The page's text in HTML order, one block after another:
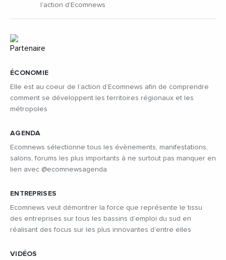
ÉCONOMIE
Elle est au coeur de l’action d’Ecomnews afin de comprendre
comment se développent les territoires régionaux et les
métropoles
AGENDA
Ecomnews sélectionne tous les évènements, manifestations,
salons, forums les plus importants à ne surtout pas manquer en
lien avec @ecomnewsagenda
ENTREPRISES
Ecomnews veut démontrer la force que représente le tissu
des entreprises sur tous les bassins d’emploi du sud en
réalisant des focus sur les plus innovantes d’entre elles
VIDÉOS
l'action d'Ecomnews